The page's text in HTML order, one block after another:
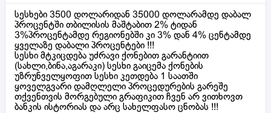
სესხები 3500 დოლარიდან 35000 დოლარამდე დაბალ
პროცენტში თბილისის მაშტაბით 2% ტიდან
3%პროცენტამდე რეგიონებში კი 3% დან 4% ცენტამდე
ყველაზე დაბალი პროცენტები !!!
სესხი მტკიცდება უძრავი ქონებით გარანტიით
(სახლი,ბინა,აგარაკი) სესხი გაიცემა ქონების
უზრუნველყოფით სესხი კეთდება 1 საათში
ყოველგვარი დამღლელი პროცედურების გარეშე
თქვენთვის მორგებული გრაფიკით ჩვენ არ ვითხოვთ
ბანკის ისტორიას და არც სახელფასო ცნობას !!!